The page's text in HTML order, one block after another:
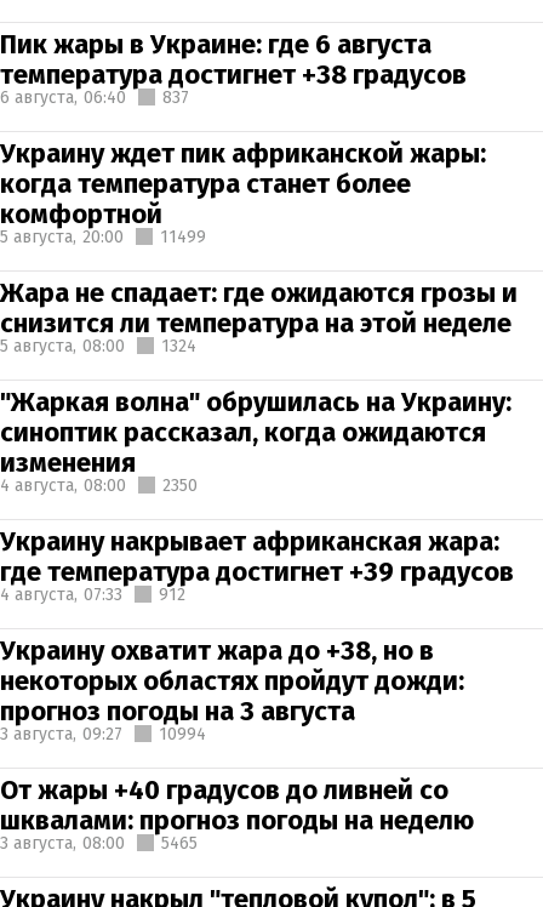
Пик жары в Украине: где 6 августа
температура достигнет +38 градусов
6 августа, 06:40 837
Украину ждет пик африканской жары:
когда температура станет более
комфортной
5 августа, 20:00 11499
Жара не спадает: где ожидаются грозы и
снизится ли температура на этой неделе
5 августа, 08:00 1324
"Жаркая волна" обрушилась на Украину:
синоптик рассказал, когда ожидаются
изменения
4 августа, 08:00 2350
Украину накрывает африканская жара:
где температура достигнет +39 градусов
4 августа, 07:33 912
Украину охватит жара до +38, но в
некоторых областях пройдут дожди:
прогноз погоды на 3 августа
3 августа, 09:27 10994
От жары +40 градусов до ливней со
шквалами: прогноз погоды на неделю
3 августа, 08:00 5465
Украину накрыл "тепловой купол": в 5